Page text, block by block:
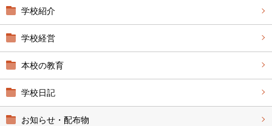
学校紹介
学校経営
本校の教育
学校日記
お知らせ・配布物